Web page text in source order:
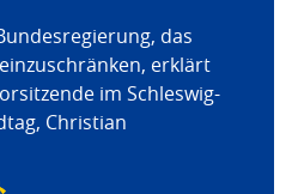
das
erklärt
im Schleswig-
Christian